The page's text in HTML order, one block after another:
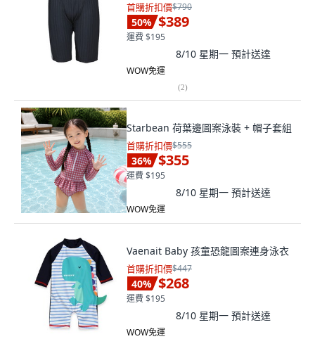
首購折扣價$790
50% $389
運費 $195
8/10 星期一 預計送達
WOW免運
(2)
Starbean 荷葉邊圖案泳裝 + 帽子套組
首購折扣價$555
36% $355
運費 $195
8/10 星期一 預計送達
WOW免運
Vaenait Baby 孩童恐龍圖案連身泳衣
首購折扣價$447
40% $268
運費 $195
8/10 星期一 預計送達
WOW免運